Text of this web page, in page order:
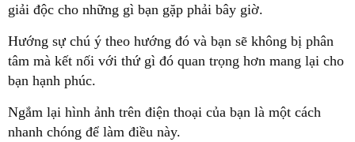
giải độc cho những gì bạn gặp phải bây giờ.
Hướng sự chú ý theo hướng đó và bạn sẽ không bị phân
tâm mà kết nối với thứ gì đó quan trọng hơn mang lại cho
bạn hạnh phúc.
Ngắm lại hình ảnh trên điện thoại của bạn là một cách
nhanh chóng để làm điều này.